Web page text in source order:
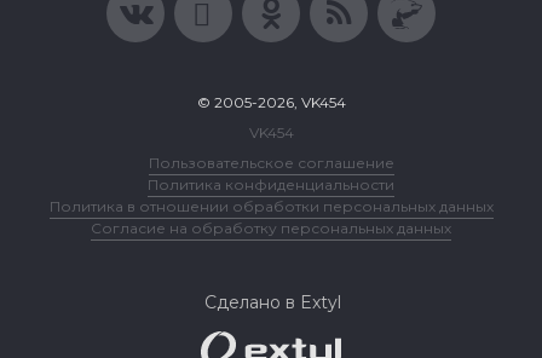
© 2005-2026, VK454
VK454
Пользовательское соглашение
Политика конфиденциальности
Политика в отношении обработки персональных данных
Согласие на обработку персональных данных
Сделано в Extyl